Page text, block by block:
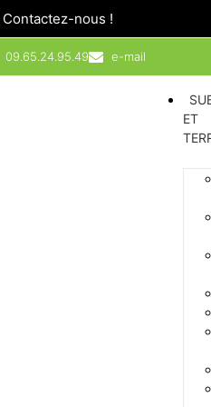
Contactez-nous !
09.65.24.95.49 e-mail
ET